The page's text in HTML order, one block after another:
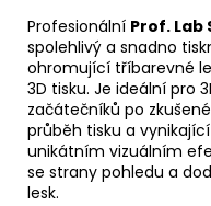
Profesionální Prof. Lab
spolehlivý a snadno
ohromující tříbarevné
3D tisku. Je ideální pro
začátečníků po
průběh tisku a
unikátním vizuálním
se strany pohledu a
lesk.